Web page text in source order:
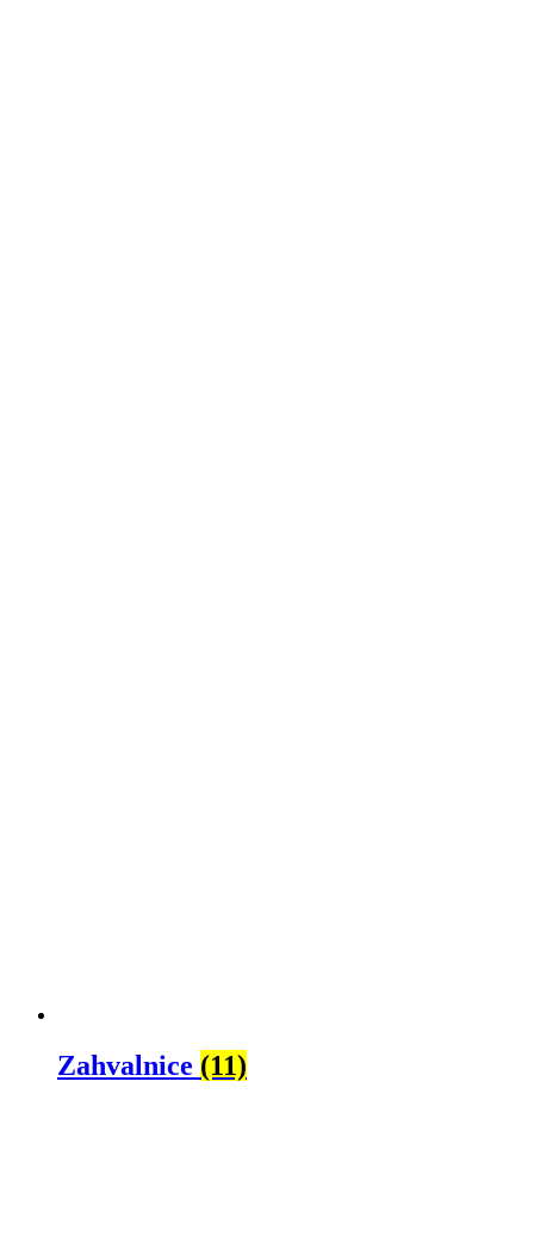
Zahvalnice (11)